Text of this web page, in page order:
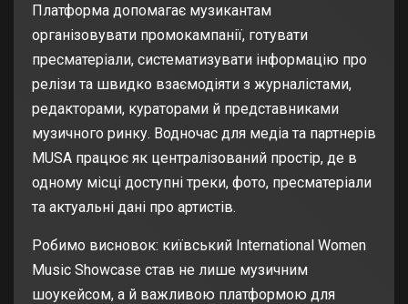
Платформа допомагає музикантам
організовувати промокампанії, готувати
пресматеріали, систематизувати інформацію про
релізи та швидко взаємодіяти з журналістами,
редакторами, кураторами й представниками
музичного ринку. Водночас для медіа та партнерів
MUSA працює як централізований простір, де в
одному місці доступні треки, фото, пресматеріали
та актуальні дані про артистів.
Робимо висновок: київський International Women
Music Showcase став не лише музичним
шоукейсом, а й важливою платформою для